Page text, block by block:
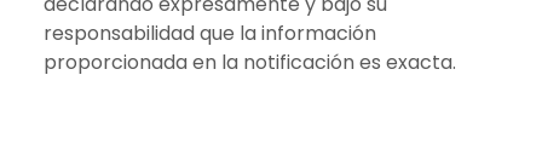
responsabilidad que la información
proporcionada en la notificación es exacta.